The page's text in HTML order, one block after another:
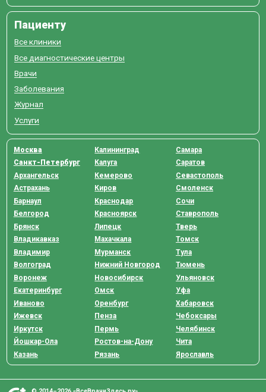
Пациенту
Все клиники
Все диагностические центры
Врачи
Заболевания
Журнал
Услуги
Москва
Санкт-Петербург
Архангельск
Астрахань
Барнаул
Белгород
Брянск
Владикавказ
Владимир
Волгоград
Воронеж
Екатеринбург
Иваново
Ижевск
Иркутск
Йошкар-Ола
Казань
Калининград
Калуга
Кемерово
Киров
Краснодар
Красноярск
Липецк
Махачкала
Мурманск
Нижний Новгород
Новосибирск
Омск
Оренбург
Пенза
Пермь
Ростов-на-Дону
Рязань
Самара
Саратов
Севастополь
Смоленск
Сочи
Ставрополь
Тверь
Томск
Тула
Тюмень
Ульяновск
Уфа
Хабаровск
Чебоксары
Челябинск
Чита
Ярославль